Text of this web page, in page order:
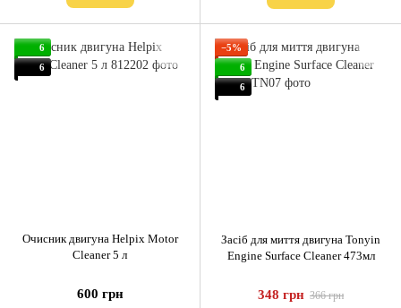
6
6
Очисник двигуна Helpix Motor
Cleaner 5 л
600 грн
−5%
6
6
Засіб для миття двигуна Tonyin
Engine Surface Cleaner 473мл
348 грн 366 грн